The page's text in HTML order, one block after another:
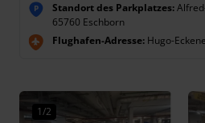
P Standort des Parkplatzes:
65760 Eschborn
Flughafen-Adresse: Hugo-
1/2